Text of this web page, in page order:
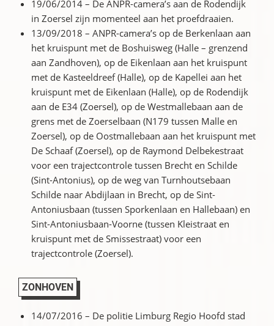
19/06/2014 – De ANPR-camera’s aan de Rodendijk
in Zoersel zijn momenteel aan het proefdraaien.
13/09/2018 – ANPR-camera’s op de Berkenlaan aan
het kruispunt met de Boshuisweg (Halle – grenzend
aan Zandhoven), op de Eikenlaan aan het kruispunt
met de Kasteeldreef (Halle), op de Kapellei aan het
kruispunt met de Eikenlaan (Halle), op de Rodendijk
aan de E34 (Zoersel), op de Westmallebaan aan de
grens met de Zoerselbaan (N179 tussen Malle en
Zoersel), op de Oostmallebaan aan het kruispunt met
De Schaaf (Zoersel), op de Raymond Delbekestraat
voor een trajectcontrole tussen Brecht en Schilde
(Sint-Antonius), op de weg van Turnhoutsebaan
Schilde naar Abdijlaan in Brecht, op de Sint-
Antoniusbaan (tussen Sporkenlaan en Hallebaan) en
Sint-Antoniusbaan-Voorne (tussen Kleistraat en
kruispunt met de Smissestraat) voor een
trajectcontrole (Zoersel).
ZONHOVEN
14/07/2016 – De politie Limburg Regio Hoofd stad